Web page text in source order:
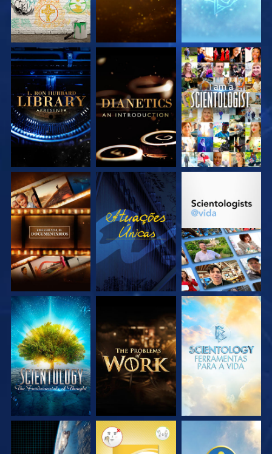
EXPLORE A SÉRIE EXPLORE A SÉRIE VEJA
EXPLORE A SÉRIE VEJA EXPLORE A SÉRIE
EXPLORE A SÉRIE EXPLORE A SÉRIE EXPLORE A SÉRIE